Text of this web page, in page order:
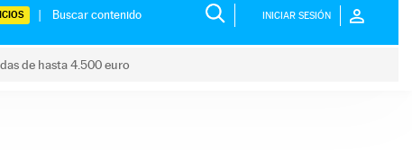
INICIAR SESIÓN
de hasta 4.500 euro